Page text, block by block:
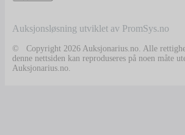
Auksjonsløsning utviklet av PromSys.no
© Copyright 2026 Auksjonarius.no. Alle
denne nettsiden kan reproduseres på noen måte
Auksjonarius.no.